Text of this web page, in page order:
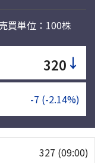
買単位：100株
320 ↓
-7 (-2.14%)
327 (09:00)